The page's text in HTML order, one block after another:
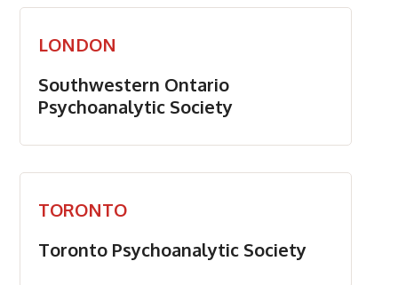
LONDON
Southwestern Ontario
Psychoanalytic Society
TORONTO
Toronto Psychoanalytic Society